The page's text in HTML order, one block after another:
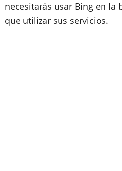
necesitarás usar Bing en la
que utilizar sus servicios.